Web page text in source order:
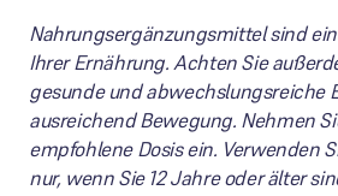
Nahrungsergänzungsmittel sind
Ihrer Ernährung. Achten Sie
gesunde und abwechslungsreiche
ausreichend Bewegung. Nehmen
empfohlene Dosis ein. Verwenden
nur, wenn Sie 12 Jahre oder älter